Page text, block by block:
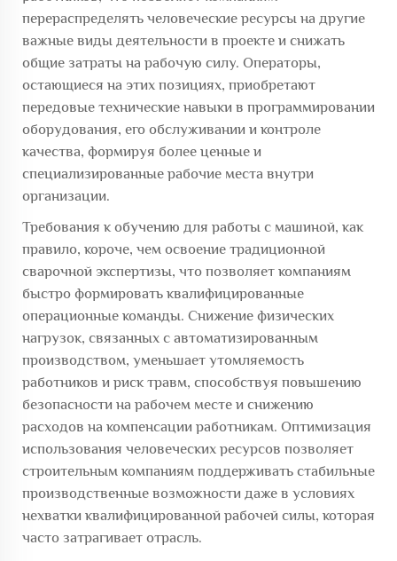
перераспределять человеческие ресурсы на другие
важные виды деятельности в проекте и снижать
общие затраты на рабочую силу. Операторы,
остающиеся на этих позициях, приобретают
передовые технические навыки в программировании
оборудования, его обслуживании и контроле
качества, формируя более ценные и
специализированные рабочие места внутри
организации.
Требования к обучению для работы с машиной, как
правило, короче, чем освоение традиционной
сварочной экспертизы, что позволяет компаниям
быстро формировать квалифицированные
операционные команды. Снижение физических
нагрузок, связанных с автоматизированным
производством, уменьшает утомляемость
работников и риск травм, способствуя повышению
безопасности на рабочем месте и снижению
расходов на компенсации работникам. Оптимизация
использования человеческих ресурсов позволяет
строительным компаниям поддерживать стабильные
производственные возможности даже в условиях
нехватки квалифицированной рабочей силы, которая
часто затрагивает отрасль.